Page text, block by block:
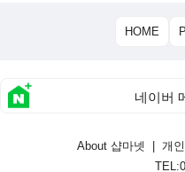
HOME
네이버
About 샵마넷 개